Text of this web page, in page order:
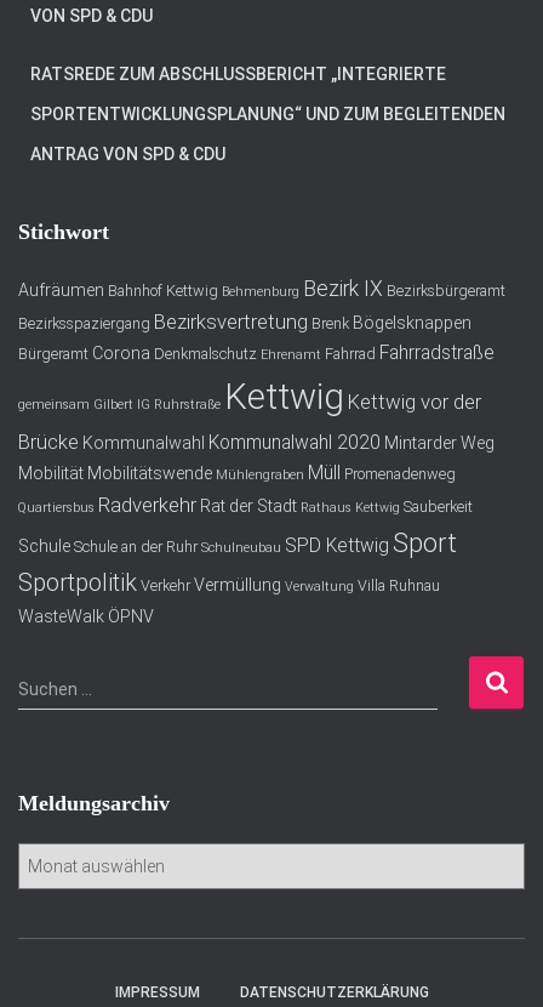
N SPD & CDU
RATSREDE ZUM ABSCHLUSSBERICHT „INTEGRIERTE
SPORTENTWICKLUNGSPLANUNG“ UND ZUM BEGLEITENDEN
ANTRAG VON SPD & CDU
Stichwort
Aufräumen Bahnhof Kettwig Behmenburg Bezirk IX Bezirksbürgeramt
Bezirksspaziergang Bezirksvertretung Brenk Bögelsknappen
Bürgeramt Corona Denkmalschutz Ehrenamt Fahrrad Fahrradstraße
gemeinsam Gilbert IG Ruhrstraße Kettwig Kettwig vor der
Brücke Kommunalwahl Kommunalwahl 2020 Mintarder Weg
Mobilität Mobilitätswende Mühlengraben Müll Promenadenweg
Quartiersbus Radverkehr Rat der Stadt Rathaus Kettwig Sauberkeit
Schule Schule an der Ruhr Schulneubau SPD Kettwig Sport
Sportpolitik Verkehr Vermüllung Verwaltung Villa Ruhnau
WasteWalk ÖPNV
S
u
n
n
c
Suchen …
Meldungsarchiv
M
d
IMPRESSUM DATENSCHUTZERKLÄRUNG